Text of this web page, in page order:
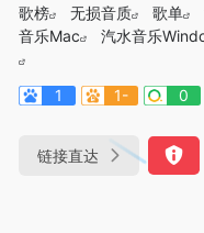
歌榜
无损音质 歌单
音乐Mac
汽水音乐
1 1- 0
链接直达